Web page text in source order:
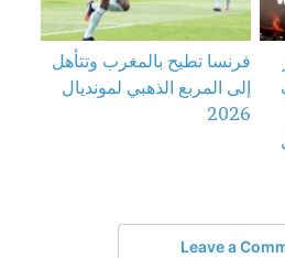
فرنسا تطيح بالمغرب وتتأهل
إلى المربع الذهبي لمونديال
2026
Leave a